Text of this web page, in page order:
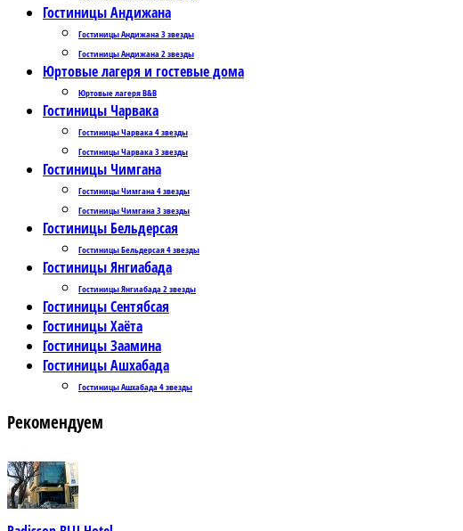
Гостиницы Андижана
Гостиницы Андижана 3 звезды
Гостиницы Андижана 2 звезды
Юртовые лагеря и гостевые дома
Юртовые лагеря B&B
Гостиницы Чарвака
Гостиницы Чарвака 4 звезды
Гостиницы Чарвака 3 звезды
Гостиницы Чимгана
Гостиницы Чимгана 4 звезды
Гостиницы Чимгана 3 звезды
Гостиницы Бельдерсая
Гостиницы Бельдерсая 4 звезды
Гостиницы Янгиабада
Гостиницы Янгиабада 2 звезды
Гостиницы Сентябсая
Гостиницы Хаёта
Гостиницы Заамина
Гостиницы Ашхабада
Гостиницы Ашхабада 4 звезды
Рекомендуем